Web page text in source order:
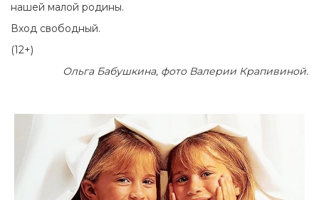
нашей малой родины.
Вход свободный.
(12+)
Ольга Бабушкина, фото Валерии Крапивиной.